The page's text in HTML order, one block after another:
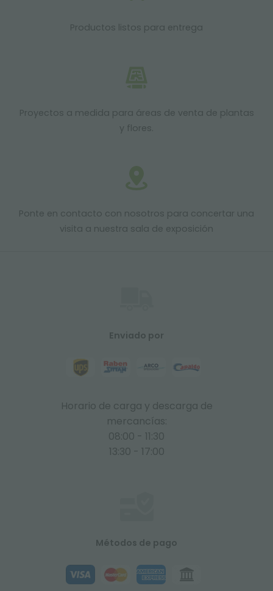
Productos listos para entrega
Proyectos a medida para áreas de venta de plantas
y flores.
Ponte en contacto con nosotros para concertar una
visita a nuestra sala de exposición
Enviado por
Horario de carga y descarga de
mercancías:
08:00 - 11:30
13:30 - 17:00
Métodos de pago